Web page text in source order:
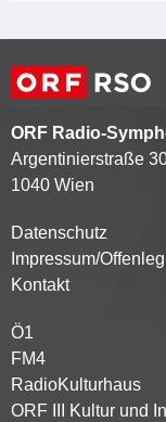
ORF Radio-
Argentinierstraße
1040 Wien
Kontaktmenü
Datenschutz
Impressum/
Kontakt
Partnersender
Ö1
FM4
RadioKulturhaus
ORF III Kultur und